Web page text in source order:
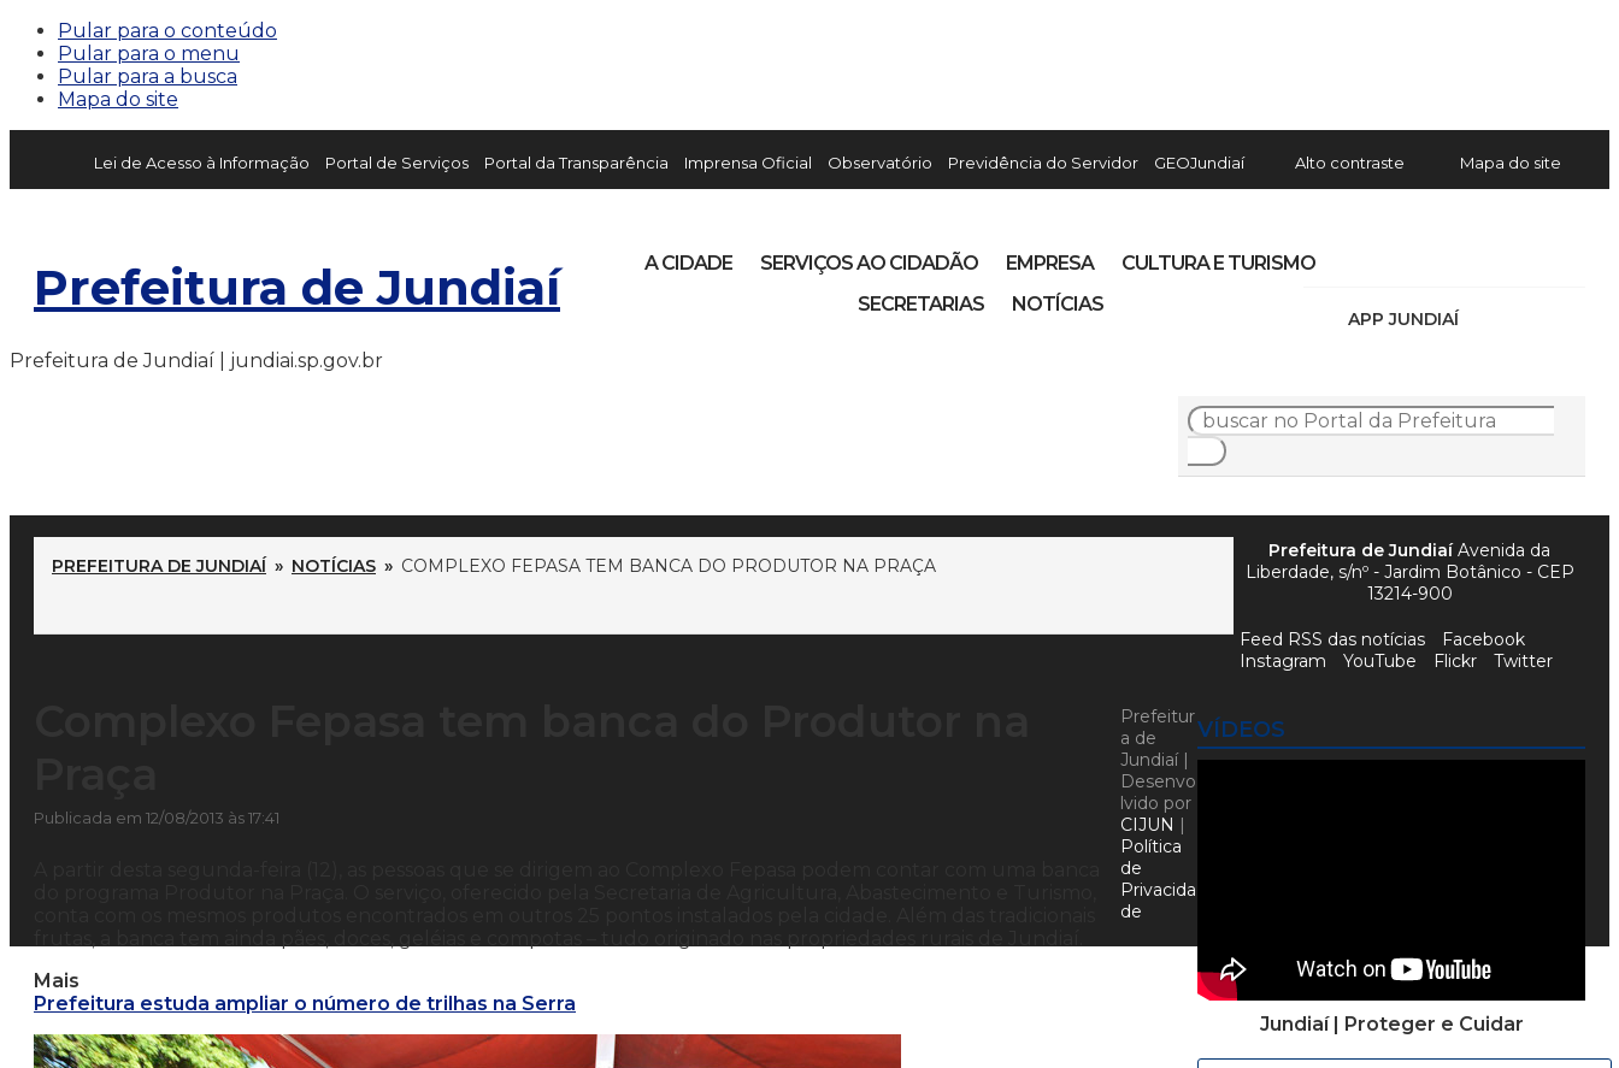
Pular para o conteúdo
Pular para o menu
Pular para a busca
Mapa do site
Lei de Acesso à Informação Portal de Serviços Portal da Transparência Imprensa Oficial Observatório Previdência do Servidor GEOJundiaí Alto contraste Mapa do site
Prefeitura de Jundiaí
APP JUNDIAÍ
A CIDADE SERVIÇOS AO CIDADÃO EMPRESA
CULTURA E TURISMO
SECRETARIAS
NOTÍCIAS
Prefeitura de Jundiaí | jundiai.sp.gov.br
PREFEITURA DE JUNDIAÍ » NOTÍCIAS » COMPLEXO FEPASA TEM BANCA DO PRODUTOR NA PRAÇA
Publicada em 12/08/2013 às 17:41
Mais
Prefeitura estuda ampliar o número de trilhas na Serra
VÍDEOS
Jundiaí | Proteger e Cuidar
Prefeitura de JundiaíAvenida da
Liberdade, s/nº - Jardim Botânico - CEP
13214-900
Feed RSS das notícias
Facebook
Instagram
YouTube Flickr Twitter
Prefeitur
a de
Jundiaí |
Desenvo
lvido por
CIJUN |
Política
de
Privacida
de